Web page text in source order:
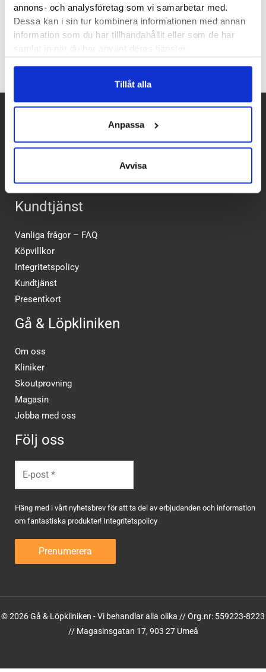
annons- och analysföretag som vi samarbetar med.
Dessa kan i sin tur kombinera informationen med annan
information som du har tillhandahållit eller som de har
samlat in när du har använt deras tjänster.
Tillåt alla
Anpassa
Avvisa
Recensioner
Kundtjänst
Vanliga frågor – FAQ
Köpvillkor
Integritetspolicy
Kundtjänst
Presentkort
Gå & Löpkliniken
Om oss
Kliniker
Skoutprovning
Magasin
Jobba med oss
Följ oss
Häng med i vårt nyhetsbrev för att ta del av erbjudanden och information
om fantastiska produkter! Integritetspolicy
© 2026 Gå & Löpkliniken - Vi behandlar alla olika // Org.nr: 559223-8223
// Magasinsgatan 17, 903 27 Umeå